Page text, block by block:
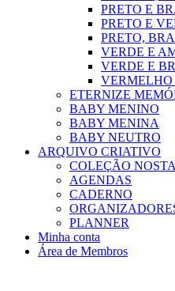
PRETO E
PRETO E
PRETO,
VERDE E
VERDE E
VERMELHO
ETERNIZE
BABY MENINO
BABY MENINA
BABY NEUTRO
ARQUIVO CRIATIVO
COLEÇÃO
AGENDAS
CADERNO
PLANNER
Minha conta
Área de Membros